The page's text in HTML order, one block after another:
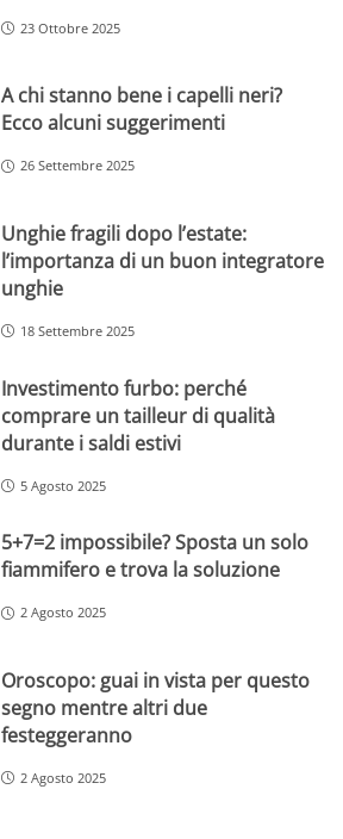
23 Ottobre 2025
A chi stanno bene i capelli neri?
Ecco alcuni suggerimenti
26 Settembre 2025
Unghie fragili dopo l’estate:
l’importanza di un buon integratore
unghie
18 Settembre 2025
Investimento furbo: perché
comprare un tailleur di qualità
durante i saldi estivi
5 Agosto 2025
5+7=2 impossibile? Sposta un solo
fiammifero e trova la soluzione
2 Agosto 2025
Oroscopo: guai in vista per questo
segno mentre altri due
festeggeranno
2 Agosto 2025